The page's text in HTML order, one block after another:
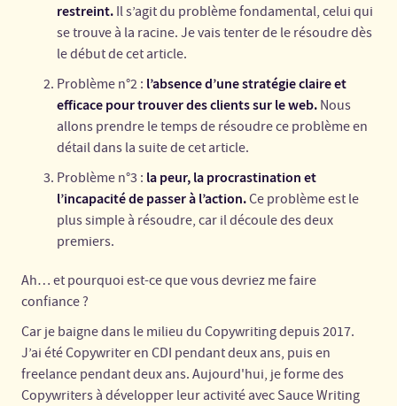
restreint. Il s’agit du problème fondamental, celui qui
se trouve à la racine. Je vais tenter de le résoudre dès
le début de cet article.
Problème n°2 : l’absence d’une stratégie claire et
efficace pour trouver des clients sur le web. Nous
allons prendre le temps de résoudre ce problème en
détail dans la suite de cet article.
Problème n°3 : la peur, la procrastination et
l’incapacité de passer à l’action.Ce problème est le
plus simple à résoudre, car il découle des deux
premiers.
Ah… et pourquoi est-ce que vous devriez me faire
confiance ?
Car je baigne dans le milieu du Copywriting depuis 2017.
J’ai été Copywriter en CDI pendant deux ans, puis en
freelance pendant deux ans. Aujourd'hui, je forme des
Copywriters à développer leur activité avec Sauce Writing